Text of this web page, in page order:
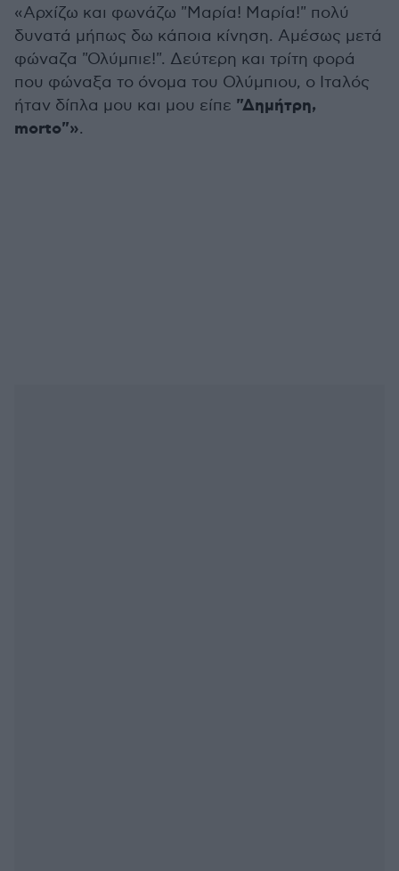
«Αρχίζω και φωνάζω "Μαρία! Μαρία!" πολύ
δυνατά μήπως δω κάποια κίνηση. Αμέσως μετά
φώναζα "Ολύμπιε!". Δεύτερη και τρίτη φορά
που φώναξα το όνομα του Ολύμπιου, ο Ιταλός
ήταν δίπλα μου και μου είπε "Δημήτρη,
morto"».